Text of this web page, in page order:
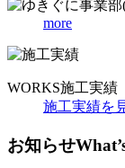
more
WORKS施工実績
施工実績を
お知らせ